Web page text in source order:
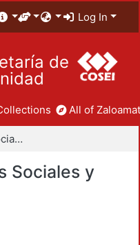
Log In
de
All of
División de Ciencias Sociales y Humanidades
Sociales y